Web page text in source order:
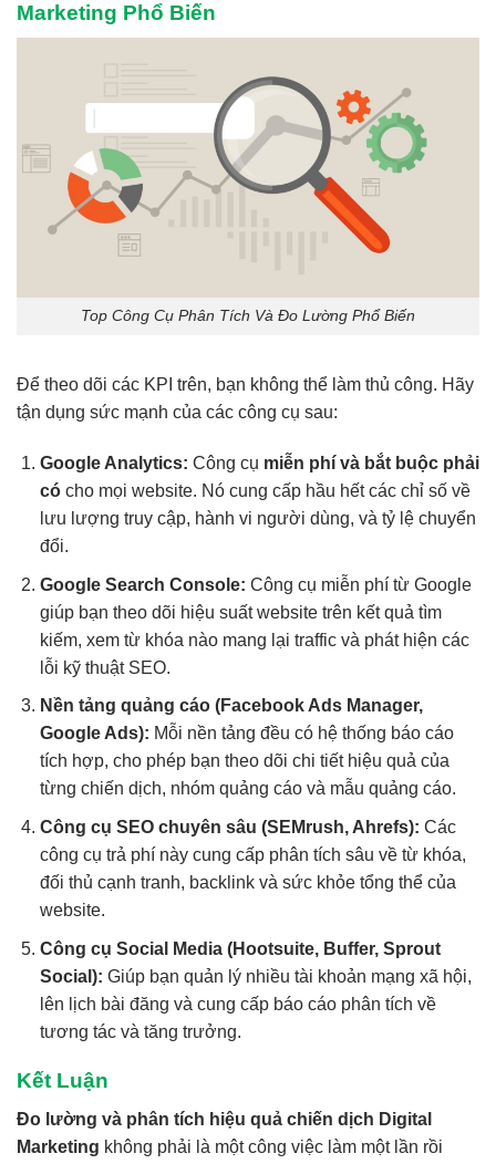
Marketing Phổ Biến
Top Công Cụ Phân Tích Và Đo Lường Phổ Biến
Để theo dõi các KPI trên, bạn không thể làm thủ công. Hãy
tận dụng sức mạnh của các công cụ sau:
Google Analytics: Công cụ miễn phí và bắt buộc phải
cócho mọi website. Nó cung cấp hầu hết các chỉ số về
lưu lượng truy cập, hành vi người dùng, và tỷ lệ chuyển
đổi.
Google Search Console: Công cụ miễn phí từ Google
giúp bạn theo dõi hiệu suất website trên kết quả tìm
kiếm, xem từ khóa nào mang lại traffic và phát hiện các
lỗi kỹ thuật SEO.
Nền tảng quảng cáo (Facebook Ads Manager,
Google Ads): Mỗi nền tảng đều có hệ thống báo cáo
tích hợp, cho phép bạn theo dõi chi tiết hiệu quả của
từng chiến dịch, nhóm quảng cáo và mẫu quảng cáo.
Công cụ SEO chuyên sâu (SEMrush, Ahrefs): Các
công cụ trả phí này cung cấp phân tích sâu về từ khóa,
đối thủ cạnh tranh, backlink và sức khỏe tổng thể của
website.
Công cụ Social Media (Hootsuite, Buffer, Sprout
Social): Giúp bạn quản lý nhiều tài khoản mạng xã hội,
lên lịch bài đăng và cung cấp báo cáo phân tích về
tương tác và tăng trưởng.
Kết Luận
Đo lường và phân tích hiệu quả chiến dịch Digital
Marketing không phải là một công việc làm một lần rồi